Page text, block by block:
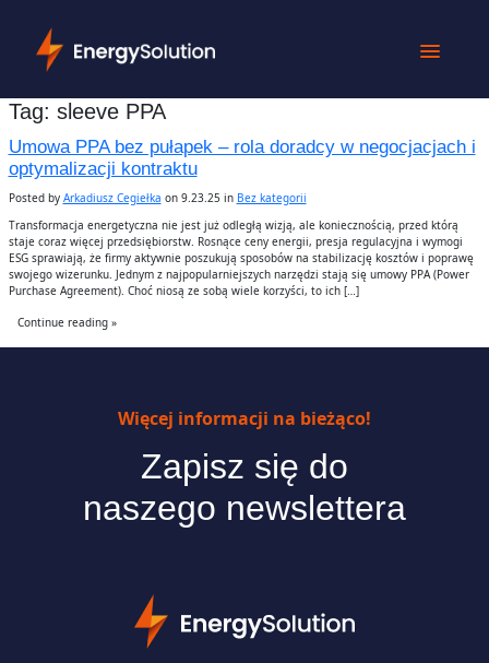
Tag: sleeve PPA
Umowa PPA bez pułapek – rola doradcy w negocjacjach i
optymalizacji kontraktu
Posted by Arkadiusz Cegiełka on 9.23.25 in Bez kategorii
Transformacja energetyczna nie jest już odległą wizją, ale koniecznością, przed którą
staje coraz więcej przedsiębiorstw. Rosnące ceny energii, presja regulacyjna i wymogi
ESG sprawiają, że firmy aktywnie poszukują sposobów na stabilizację kosztów i poprawę
swojego wizerunku. Jednym z najpopularniejszych narzędzi stają się umowy PPA (Power
Purchase Agreement). Choć niosą ze sobą wiele korzyści, to ich […]
Continue reading »
Więcej informacji na bieżąco!
Zapisz się do
naszego newslettera